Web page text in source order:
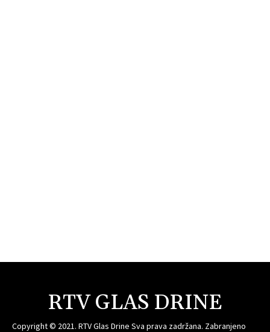
RTV GLAS DRINE
Copyright © 2021. RTV Glas Drine Sva prava zadržana. Zabranjeno